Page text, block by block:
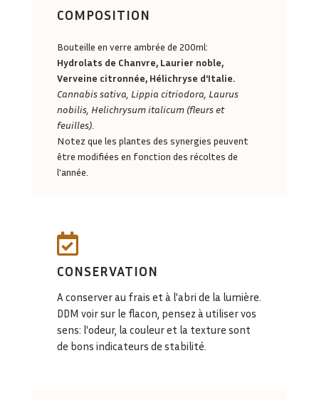
COMPOSITION
Bouteille en verre ambrée de 200ml:
Hydrolats de Chanvre, Laurier noble,
Verveine citronnée, Hélichryse d'Italie.
Cannabis sativa, Lippia citriodora, Laurus
nobilis, Helichrysum italicum (fleurs et
feuilles).
Notez que les plantes des synergies peuvent
être modifiées en fonction des récoltes de
l'année.

CONSERVATION
A conserver au frais et à l'abri de la lumière.
DDM voir sur le flacon, pensez à utiliser vos
sens: l'odeur, la couleur et la texture sont
de bons indicateurs de stabilité.